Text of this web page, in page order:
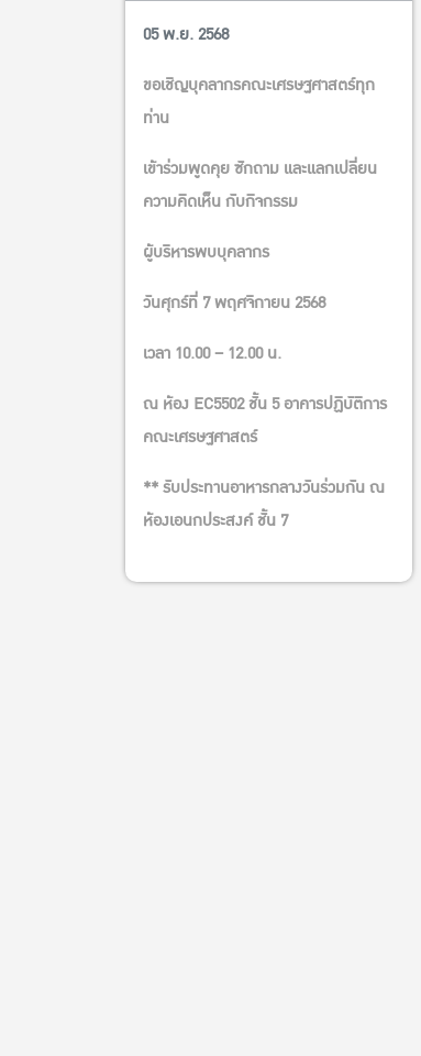
05 พ.ย. 2568
ขอเชิญบุคลากรคณะเศรษฐศาสตร์ทุก
ท่าน
เข้าร่วมพูดคุย ซักถาม และแลกเปลี่ยน
ความคิดเห็น กับกิจกรรม
ผู้บริหารพบบุคลากร
วันศุกร์ที่ 7 พฤศจิกายน 2568
เวลา 10.00 – 12.00 น.
ณ ห้อง EC5502 ชั้น 5 อาคารปฏิบัติการ
คณะเศรษฐศาสตร์
** รับประทานอาหารกลางวันร่วมกัน ณ
ห้องเอนกประสงค์ ชั้น 7